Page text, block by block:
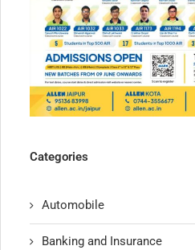
Categories
Automobile
Banking and Insurance